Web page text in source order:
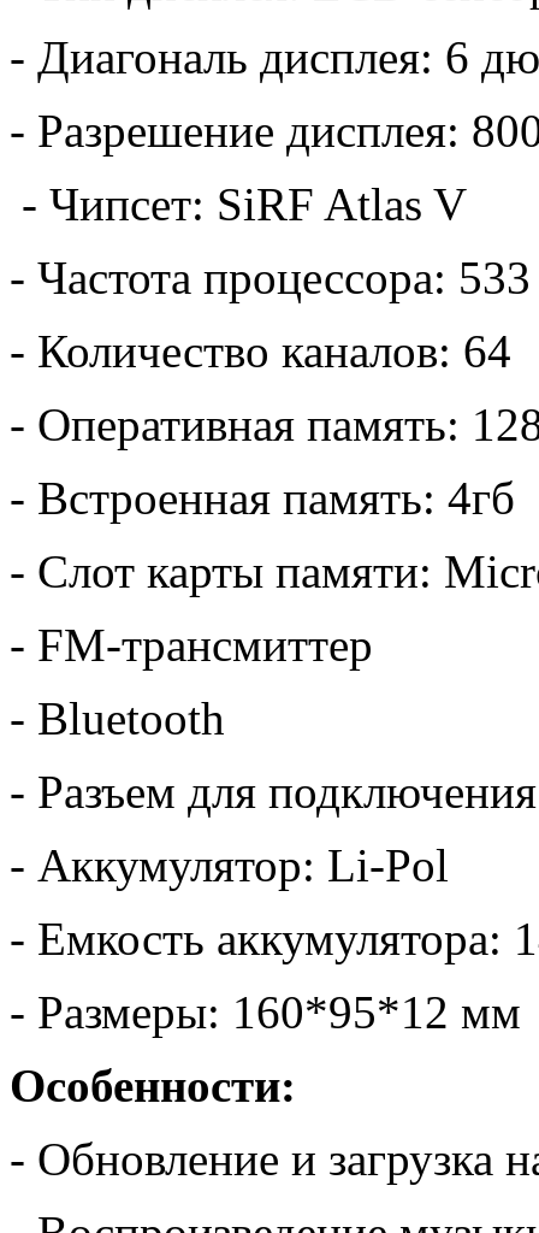
- Диагональ дисплея: 6
- Разрешение дисплея:
- Чипсет: SiRF Atlas V
- Частота процессора:
- Количество каналов: 64
- Оперативная память:
- Встроенная память: 4гб
- Слот карты памяти:
- FM-трансмиттер
- Bluetooth
- Разъем для
- Аккумулятор: Li-Pol
- Емкость аккумулятора:
- Размеры: 160*95*12 мм
Особенности:
- Обновление и загрузка